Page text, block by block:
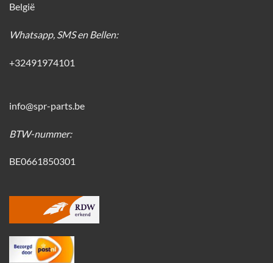
België
Whatsapp, SMS en Bellen:
+32491974101
info@spr-parts.be
BTW-nummer:
BE0661850301